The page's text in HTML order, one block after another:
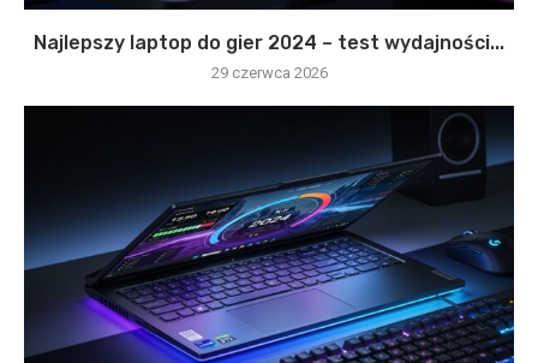
Najlepszy laptop do gier 2024 – test wydajności...
29 czerwca 2026